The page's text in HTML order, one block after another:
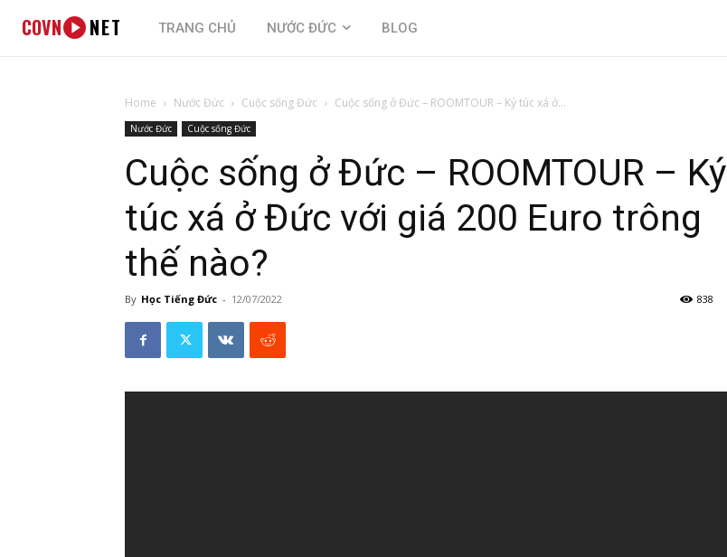
COVN NET TRANG CHỦ NƯỚC ĐỨC BLOG
Home Nước Đức Cuộc sống Đức Cuộc sống ở Đức – ROOMTOUR – Ký túc xá ở...
Nước Đức Cuộc sống Đức
Cuộc sống ở Đức – ROOMTOUR – Ký
túc xá ở Đức với giá 200 Euro trông
thế nào?
By Học Tiếng Đức - 12/07/2022 838